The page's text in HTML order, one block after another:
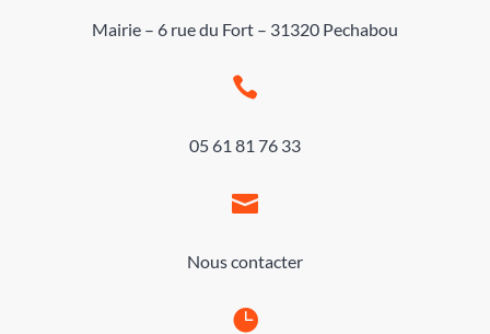
Mairie – 6 rue du Fort – 31320 Pechabou

05 61 81 76 33

Nous contacter
